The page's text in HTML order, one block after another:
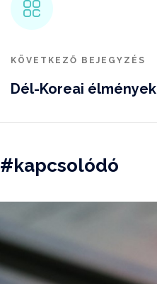
KÖVETKEZŐ BEJEGYZÉS
Dél-Koreai élmények
#kapcsolódó